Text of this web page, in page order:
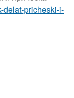
delat-pricheski-i-